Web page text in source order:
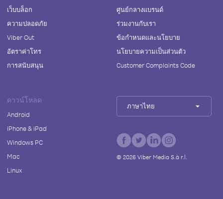
เว็บบล็อก
ความปลอดภัย
Viber Out
อัตราค่าโทร
การสนับสนุน
ศูนย์กลางแบรนด์
ร่วมงานกับเรา
ข้อกำหนดและนโยบาย
นโยบายความเป็นส่วนตัว
Customer Complaints Code
ดาวน์โหลด
Android
iPhone & iPad
Windows PC
Mac
Linux
ภาษาไทย
© 2026Viber Media S.à r.l.